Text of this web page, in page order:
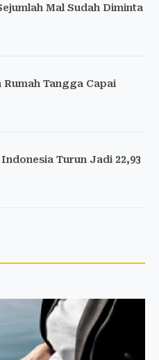
Mal Sudah Diminta
Rumah Tangga Capai
Turun Jadi 22,93